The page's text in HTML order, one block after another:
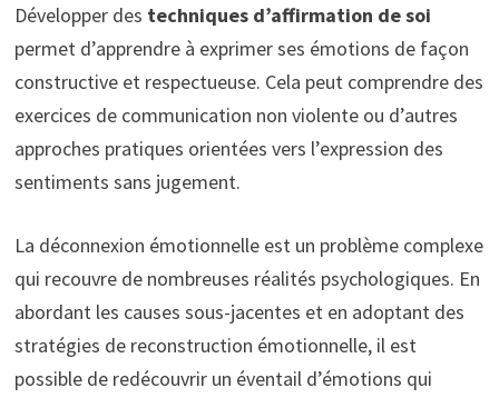
Développer des techniques d’affirmation de soi
permet d’apprendre à exprimer ses émotions de façon
constructive et respectueuse. Cela peut comprendre des
exercices de communication non violente ou d’autres
approches pratiques orientées vers l’expression des
sentiments sans jugement.
La déconnexion émotionnelle est un problème complexe
qui recouvre de nombreuses réalités psychologiques. En
abordant les causes sous-jacentes et en adoptant des
stratégies de reconstruction émotionnelle, il est
possible de redécouvrir un éventail d’émotions qui